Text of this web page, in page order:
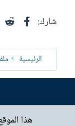
شارك:
الرئيسية
هذا